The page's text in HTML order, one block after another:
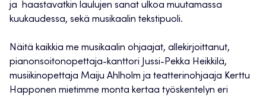
ja haastavatkin laulujen sanat ulkoa muutamassa
kuukaudessa, sekä musikaalin tekstipuoli.
Näitä kaikkia me musikaalin ohjaajat, allekirjoittanut,
pianonsoitonopettaja-kanttori Jussi-Pekka Heikkilä,
musiikinopettaja Maiju Ahlholm ja teatterinohjaaja Kerttu
Happonen mietimme monta kertaa työskentelyn eri